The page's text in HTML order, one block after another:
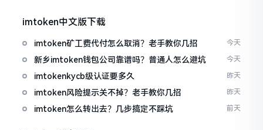
imtoken中文版下载
imtoken矿工费代付怎么取消？老手教你几招 今天
新乡imtoken钱包公司靠谱吗？普通人怎么避坑 今天
imtokenkycb级认证要多久 昨天
imtoken风险提示关不掉？老手教你几招 昨天
imtoken怎么转出去？几步搞定不踩坑 前天